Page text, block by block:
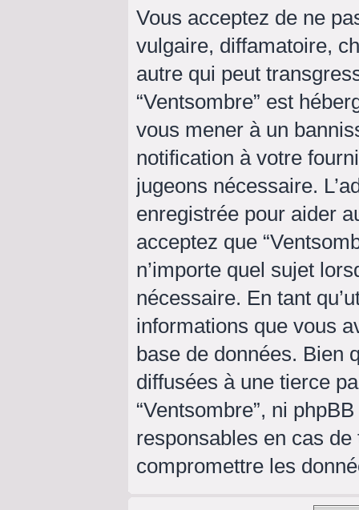
Vous acceptez de ne
vulgaire, diffamatoire,
autre qui peut
“Ventsombre” est
vous mener à un
notification à votre
jugeons nécessaire.
enregistrée pour aider
acceptez que
n’importe quel sujet
nécessaire. En tant
informations que vous
base de données. Bien
diffusées à une tierce
“Ventsombre”, ni
responsables en cas
compromettre les